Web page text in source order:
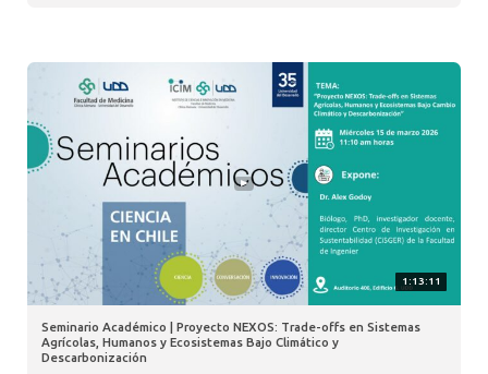
1:13:11
Seminario Académico | Proyecto NEXOS: Trade-offs en Sistemas
Agrícolas, Humanos y Ecosistemas Bajo Climático y
Descarbonización